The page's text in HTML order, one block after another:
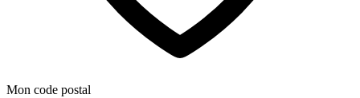
Mon code postal